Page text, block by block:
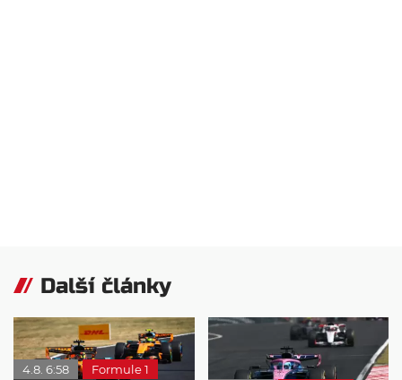
Další články
4.8. 6:58
Formule 1